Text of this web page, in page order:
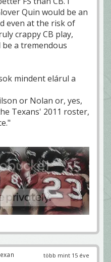
Quin would be an
even at the risk of
crappy CB play,
be a tremendous
mindent elárul a
or Nolan or, yes,
Texans' 2011 roster,
több mint 15 éve